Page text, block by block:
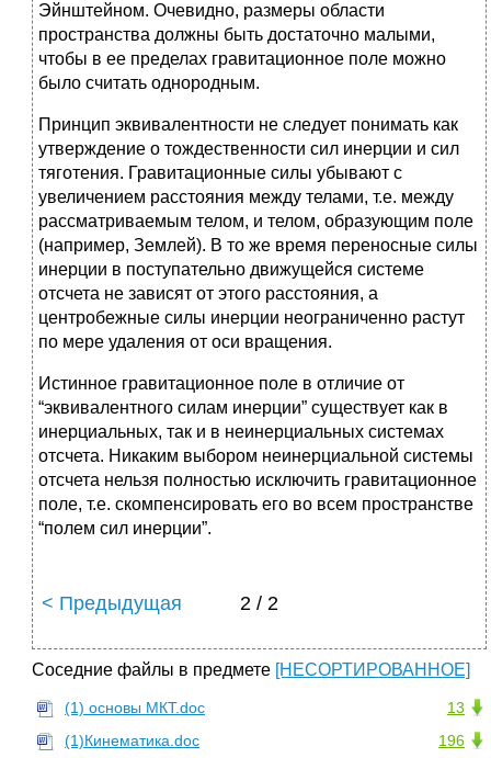
Эйнштейном. Очевидно, размеры области
пространства должны быть достаточно малыми,
чтобы в ее пределах гравитационное поле можно
было считать однородным.
Принцип эквивалентности не следует понимать как
утверждение о тождественности сил инерции и сил
тяготения. Гравитационные силы убывают с
увеличением расстояния между телами, т.е. между
рассматриваемым телом, и телом, образующим поле
(например, Землей). В то же время переносные силы
инерции в поступательно движущейся системе
отсчета не зависят от этого расстояния, а
центробежные силы инерции неограниченно растут
по мере удаления от оси вращения.
Истинное гравитационное поле в отличие от
“эквивалентного силам инерции” существует как в
инерциальных, так и в неинерциальных системах
отсчета. Никаким выбором неинерциальной системы
отсчета нельзя полностью исключить гравитационное
поле, т.е. скомпенсировать его во всем пространстве
“полем сил инерции”.
< Предыдущая 2 / 2
Соседние файлы в предмете [НЕСОРТИРОВАННОЕ]
13
(1) основы МКТ.doc
196
(1)Кинематика.doc